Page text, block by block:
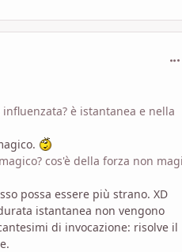
è istantanea e nella
cos'è della forza non
possa essere più strano. XD
istantanea non vengono
di invocazione: risolve il